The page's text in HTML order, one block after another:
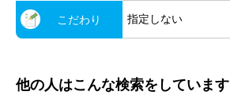
こだわり 指定しない
他の人はこんな検索をしています